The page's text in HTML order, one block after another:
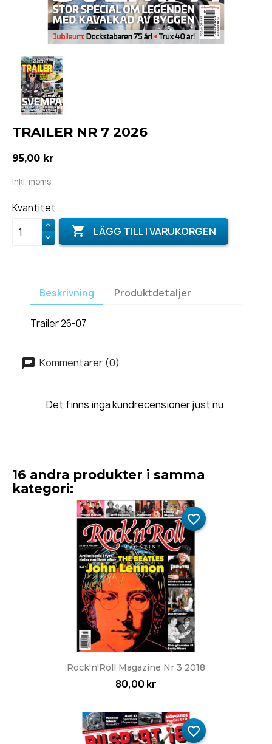
TRAILER NR 7 2026
95,00 kr
Inkl. moms
Kvantitet
 LÄGG TILL I VARUKORGEN
Beskrivning Produktdetaljer
Trailer 26-07
Kommentarer (0)
Det finns inga kundrecensioner just nu.
16 andra produkter i samma
kategori:
Rock'n'Roll Magazine Nr 3 2018
80,00 kr
favorite_border
favorite_border